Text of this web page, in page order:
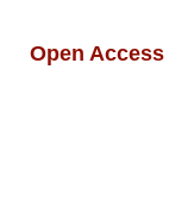
Open Access